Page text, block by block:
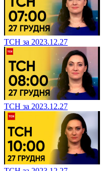
ТСН за 2023.12.27
ТСН за 2023.12.27